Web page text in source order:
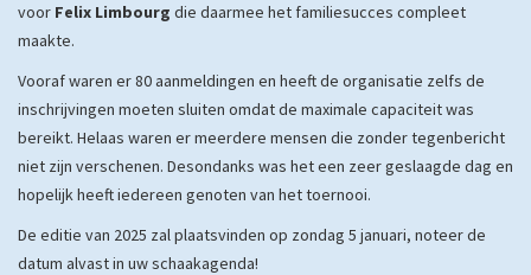
voor Felix Limbourg die daarmee het familiesucces compleet
maakte.
Vooraf waren er 80 aanmeldingen en heeft de organisatie zelfs de
inschrijvingen moeten sluiten omdat de maximale capaciteit was
bereikt. Helaas waren er meerdere mensen die zonder tegenbericht
niet zijn verschenen. Desondanks was het een zeer geslaagde dag en
hopelijk heeft iedereen genoten van het toernooi.
De editie van 2025 zal plaatsvinden op zondag 5 januari, noteer de
datum alvast in uw schaakagenda!